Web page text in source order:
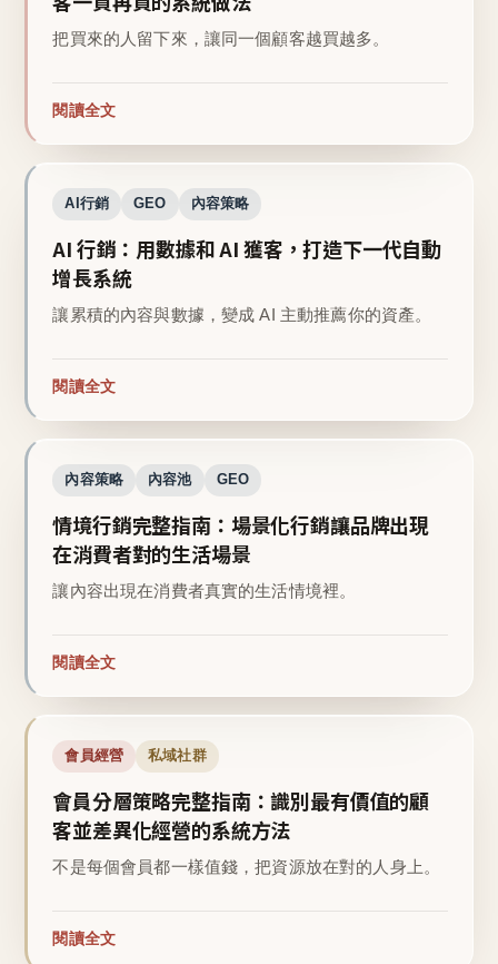
把買來的人留下來，讓同一個顧客越買越多。
閱讀全文
AI行銷 GEO 內容策略
AI 行銷：用數據和 AI 獲客，打造下一代自動
增長系統
讓累積的內容與數據，變成 AI 主動推薦你的資產。
閱讀全文
內容策略 內容池 GEO
情境行銷完整指南：場景化行銷讓品牌出現
在消費者對的生活場景
讓內容出現在消費者真實的生活情境裡。
閱讀全文
會員經營 私域社群
會員分層策略完整指南：識別最有價值的顧
客並差異化經營的系統方法
不是每個會員都一樣值錢，把資源放在對的人身上。
閱讀全文